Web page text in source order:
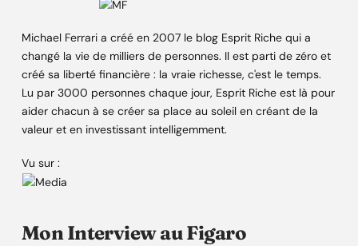
Michael Ferrari a créé en 2007 le blog Esprit Riche qui a
changé la vie de milliers de personnes. Il est parti de zéro et
créé sa liberté financière : la vraie richesse, c'est le temps.
Lu par 3000 personnes chaque jour, Esprit Riche est là pour
aider chacun à se créer sa place au soleil en créant de la
valeur et en investissant intelligemment.
Vu sur :
Mon Interview au Figaro